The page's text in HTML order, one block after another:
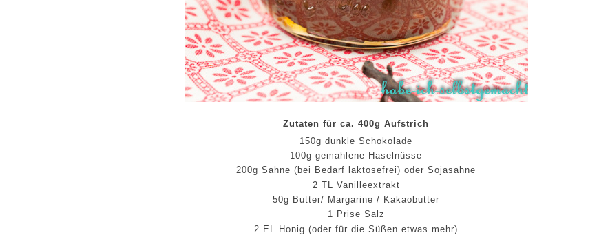
Zutaten für ca. 400g Aufstrich
150g dunkle Schokolade
100g gemahlene Haselnüsse
200g Sahne (bei Bedarf laktosefrei) oder Sojasahne
2 TL Vanilleextrakt
50g Butter/ Margarine / Kakaobutter
1 Prise Salz
2 EL Honig (oder für die Süßen etwas mehr)